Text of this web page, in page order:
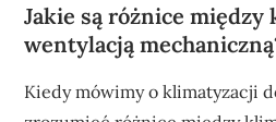
Jakie są różnice między
wentylacją
Kiedy mówimy o klimatyzacji